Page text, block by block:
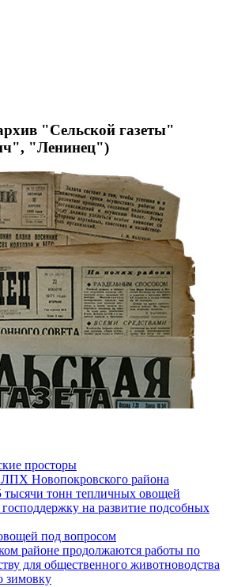
"Сельской газеты"
"Ленинец")
просторы
ЛПХ Новопокровского района
тысячи тонн тепличных овощей
на развитие подсобных
под вопросом
районе продолжаются работы по
для общественного животноводства
зимовку